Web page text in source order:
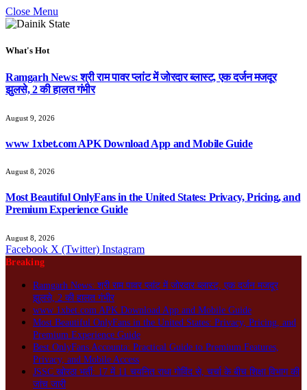
Close Menu
What's Hot
Ramgarh News: श्री राम पावर प्लांट में जोरदार ब्लास्ट, एक दर्जन मजदूर
झुलसे, 2 की हालत गंभीर
August 9, 2026
www 1xbet.com APK Download App and Mobile Guide
August 8, 2026
Most Beautiful OnlyFans in the United States: Privacy, Pricing, and
Premium Experience Guide
August 8, 2026
Facebook X (Twitter) Instagram
Breaking
Ramgarh News: श्री राम पावर प्लांट में जोरदार ब्लास्ट, एक दर्जन मजदूर
झुलसे, 2 की हालत गंभीर
www 1xbet.com APK Download App and Mobile Guide
Most Beautiful OnlyFans in the United States: Privacy, Pricing, and
Premium Experience Guide
Best OnlyFans Accounta: Practical Guide to Premium Features,
Privacy, and Mobile Access
JSSC खोरठा भर्ती: 17 में 11 चयनित राधा गोविंद से, चर्चा के बीच शिक्षा विभाग की
जांच जारी